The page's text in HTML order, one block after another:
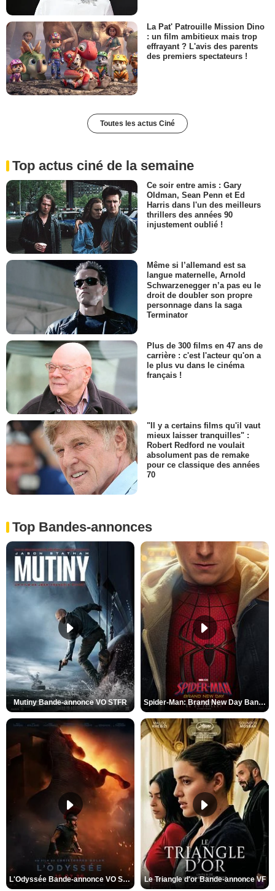
La Pat' Patrouille Mission Dino
: un film ambitieux mais trop
effrayant ? L'avis des parents
des premiers spectateurs !
Toutes les actus Ciné
Top actus ciné de la semaine
Ce soir entre amis : Gary
Oldman, Sean Penn et Ed
Harris dans l'un des meilleurs
thrillers des années 90
injustement oublié !
Même si l’allemand est sa
langue maternelle, Arnold
Schwarzenegger n’a pas eu le
droit de doubler son propre
personnage dans la saga
Terminator
Plus de 300 films en 47 ans de
carrière : c'est l'acteur qu'on a
le plus vu dans le cinéma
français !
"Il y a certains films qu'il vaut
mieux laisser tranquilles" :
Robert Redford ne voulait
absolument pas de remake
pour ce classique des années
70
Top Bandes-annonces
Mutiny Bande-annonce VO STFR Spider-Man: Brand New Day Bande-annonce VO STFR
L'Odyssée Bande-annonce VO STFR Le Triangle d'or Bande-annonce VF